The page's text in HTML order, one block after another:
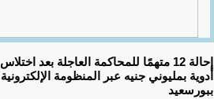
إحالة 12 متهمًا للمحاكمة العاجلة بعد اختلاس
أدوية بمليوني جنيه عبر المنظومة الإلكترونية
ببورسعيد